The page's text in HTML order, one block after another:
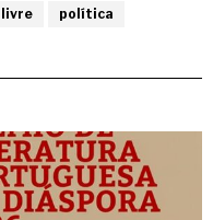
livre
política